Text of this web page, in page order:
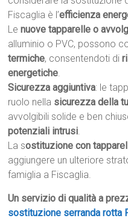
Fiscaglia è l’efficienza
Lenuove tapparelle o
alluminio o PVC, possono
termiche, consentendoti di
energetiche.
Sicurezza aggiuntiva: le
ruolo nella sicurezza della
avvolgibili solide e ben
potenziali intrusi.
La sostituzione con
aggiungere un ulteriore
famiglia a Fiscaglia.
Un servizio di qualità a
sostituzione serranda rotta